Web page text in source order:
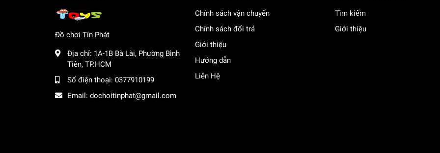
Đồ chơi Tín Phát
Địa chỉ: 1A-1B Bà Lài, Phường Bình
Tiên, TP.HCM
Số điện thoại: 0377910199
Email: dochoitinphat@gmail.com
Chính sách vận chuyển
Chính sách đổi trả
Giới thiệu
Hướng dẫn
Liên Hệ
Tìm kiếm
Giới thiệu